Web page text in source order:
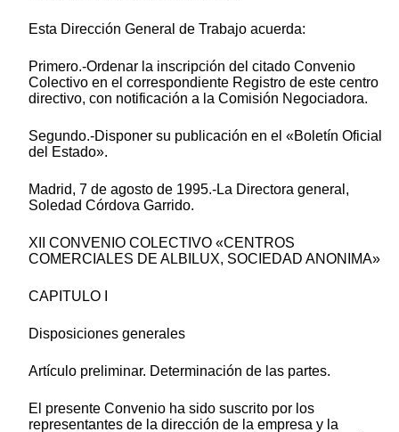
Esta Dirección General de Trabajo acuerda:
Primero.-Ordenar la inscripción del citado Convenio
Colectivo en el correspondiente Registro de este centro
directivo, con notificación a la Comisión Negociadora.
Segundo.-Disponer su publicación en el «Boletín Oficial
del Estado».
Madrid, 7 de agosto de 1995.-La Directora general,
Soledad Córdova Garrido.
XII CONVENIO COLECTIVO «CENTROS
COMERCIALES DE ALBILUX, SOCIEDAD ANONIMA»
CAPITULO I
Disposiciones generales
Artículo preliminar. Determinación de las partes.
El presente Convenio ha sido suscrito por los
representantes de la dirección de la empresa y la